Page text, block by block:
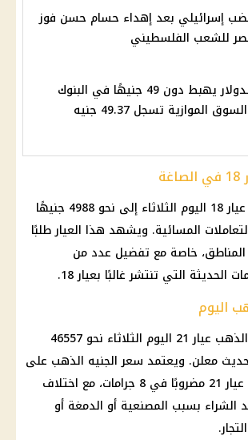
إسرائيلي بعد إهداء حسام حسن فوز
للشعب الفلسطيني
الدولار يهبط دون 49 جنيهًا في البنوك
الموازية تسجل 49.37 جنيه
وصل سعر الذهب عيار 18 اليوم الثلاثاء إلى نحو 4988 جنيهًا
المسائية. ويشهد هذا العيار طلبًا
خاصة مع تفضيل عدد من
الحديثة التي تنتشر غالبًا بعيار 18.
اليوم
سجل سعر الجنيه الذهب عيار 21 اليوم الثلاثاء نحو 46557
معلن. ويعتمد سعر الجنيه الذهب على
قيمة جرام الذهب عيار 21 مضروبًا في 8 جرامات، مع اختلاف
الشراء بسبب المصنعية أو الدمغة أو